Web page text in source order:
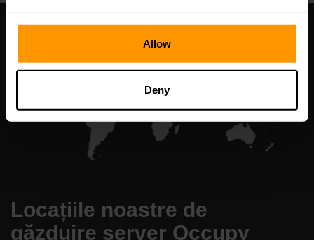
Allow
Deny
Locațiile noastre de
găzduire server Occupy